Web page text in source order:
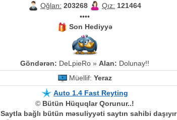
Oğlan: 203268 Qız: 121464
••••
Son Hediyyə
Göndərən: DeLpieRo » Alan: Dolunay!!
Müellif: Yeraz
Auto 1.4 Fast Reyting
© Bütün Hüquqlar Qorunur..!
Saytla bağlı bütün məsuliyyəti saytın sahibi daşıyır